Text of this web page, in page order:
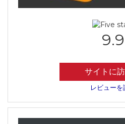
9.9
サイトに
レビューを